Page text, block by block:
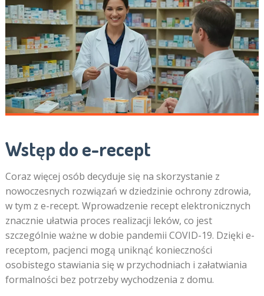
Wstęp do e-recept
Coraz więcej osób decyduje się na skorzystanie z
nowoczesnych rozwiązań w dziedzinie ochrony zdrowia,
w tym z e-recept. Wprowadzenie recept elektronicznych
znacznie ułatwia proces realizacji leków, co jest
szczególnie ważne w dobie pandemii COVID-19. Dzięki e-
receptom, pacjenci mogą uniknąć konieczności
osobistego stawiania się w przychodniach i załatwiania
formalności bez potrzeby wychodzenia z domu.